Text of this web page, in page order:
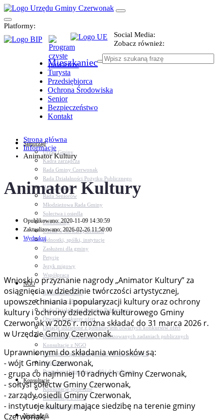
Platformy:
Social Media:
Zobacz również:
Mieszkaniec
Turysta
Przedsiębiorca
Ochrona Środowiska
Senior
Bezpieczeństwo
Kontakt
Samorząd
Urząd Gminy
Kadra zarządcza
Rada Gminy Czerwonak
Rada Działalności Pożytku Publicznego
Rada Sportu
Rada Seniorów
Młodzieżowa Rada Gminy
Sołectwa i osiedla
Dokumenty
Udział w Stowarzyszeniach
Jednostki, spółki, instytucje
Zasłużeni dla gminy
Petycje
Język migowy
Współpraca
NGO
Aktualności NGO
Rejestr Org. Pozarządowych
Rada Działalności Pożytku Publicznego
Otwarte konkursy ofert
Dotacje udzielone z pominięciem otwartych konkursów ofert
Komunikaty organizacji o realizowanych zadaniach publicznych
Konsultacje z NGO
Centrum Wsparcia Organizacji Pozarządowych
Wolontariat
Procedury, formularze, pliki do pobrania
Konsultacje
Konsultacje społeczne
Konsultacje z NGO
Konsultacje dot. dróg
Niezbędnik
Strona główna
Informacje
Animator Kultury
Animator Kultury
Opublikowano: 2020-11-09 14:30:59
Zaktualizowano: 2026-02-26 11:50:00
Wydrukuj
Wnioski o przyznanie nagrody „Animator Kultury” za
osiągnięcia w dziedzinie twórczości artystycznej,
upowszechniania i popularyzacji kultury oraz ochrony
kultury i ochrony dziedzictwa kulturowego Gminy
Czerwonak w 2026 r. można składać do 31 marca 2026 r.
w Urzędzie Gminy Czerwonak.
Uprawnionymi do składania wniosków są:
- wójt Gminy Czerwonak,
- grupa co najmniej 10 radnych Gminy Czerwonak,
- sołtysi sołectw Gminy Czerwonak,
- zarządy osiedli Gminy Czerwonak,
- instytucje kultury mające siedzibę na terenie gminy
Czerwonak,